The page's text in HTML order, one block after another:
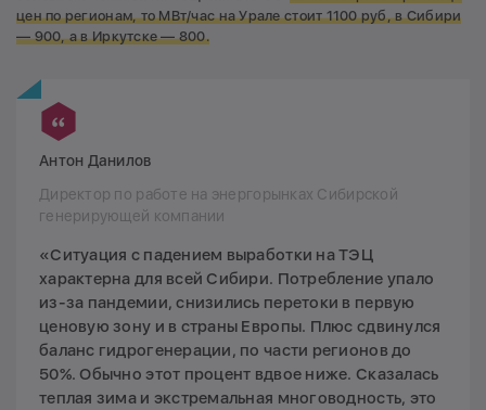
цен по регионам, то МВт/час на Урале стоит 1100 руб, в Сибири
— 900, а в Иркутске — 800.
Антон Данилов
Директор по работе на энергорынках Сибирской
генерирующей компании
«Ситуация с падением выработки на ТЭЦ
характерна для всей Сибири. Потребление упало
из-за пандемии, снизились перетоки в первую
ценовую зону и в страны Европы. Плюс сдвинулся
баланс гидрогенерации, по части регионов до
50%. Обычно этот процент вдвое ниже. Сказалась
теплая зима и экстремальная многоводность, это